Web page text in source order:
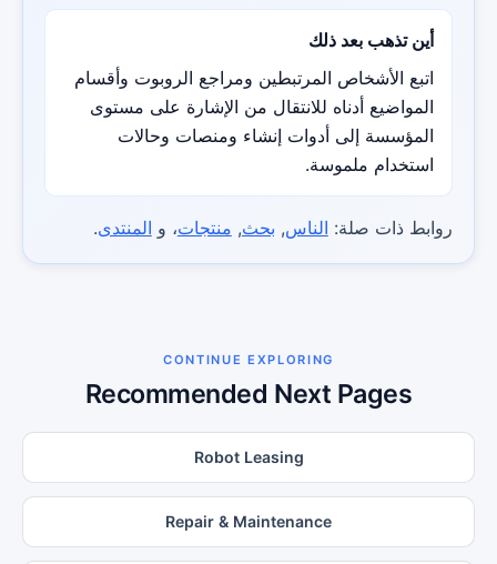
أين تذهب بعد ذلك
اتبع الأشخاص المرتبطين ومراجع الروبوت وأقسام
المواضيع أدناه للانتقال من الإشارة على مستوى
المؤسسة إلى أدوات إنشاء ومنصات وحالات
استخدام ملموسة.
روابط ذات صلة: الناس, بحث, منتجات، و المنتدى.
CONTINUE EXPLORING
Recommended Next Pages
Robot Leasing
Repair & Maintenance